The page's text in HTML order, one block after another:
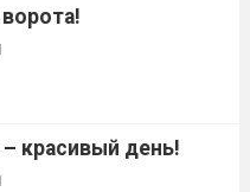
красивый день!